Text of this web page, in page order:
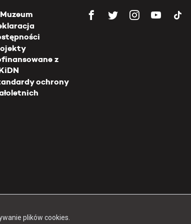
z
ochrony
2026 Muzeum Powstania Warszawskiego
plików cookies.